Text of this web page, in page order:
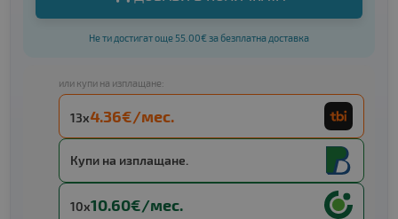
Не ти достигат още 55.00€ за безплатна доставка
или купи на изплащане:
13x4.36€/мес.
Купи на изплащане.
10x10.60€/мес.